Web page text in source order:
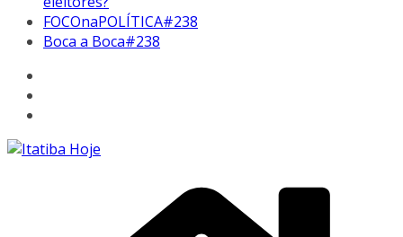
FOCOnaPOLÍTICA#238
Boca a Boca#238